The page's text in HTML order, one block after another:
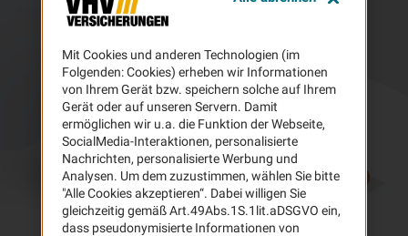
Mit Cookies und anderen Technologien (im
Folgenden: Cookies) erheben wir Informationen
von Ihrem Gerät bzw. speichern solche auf Ihrem
Gerät oder auf unseren Servern. Damit
ermöglichen wir u.a. die Funktion der Webseite,
SocialMedia-Interaktionen, personalisierte
Nachrichten, personalisierte Werbung und
Analysen. Um dem zuzustimmen, wählen Sie bitte
"Alle Cookies akzeptieren“. Dabei willigen Sie
gleichzeitig gemäß Art.49Abs.1S.1lit.aDSGVO ein,
dass pseudonymisierte Informationen von